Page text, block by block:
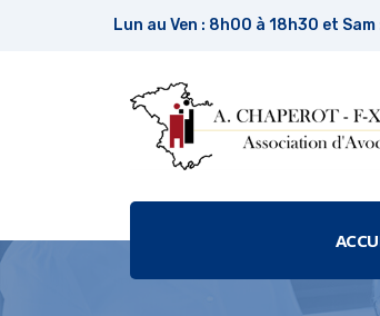
Lun au Ven : 8h00 à 18h30 et